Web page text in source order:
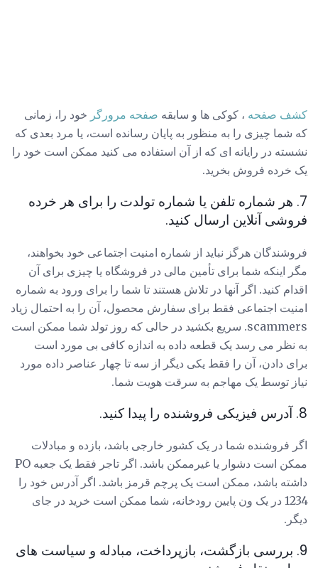
کشف صفحه ، کوکی ها و سابقه صفحه مرورگر خود را، زمانی
که شما چیزی را به منظور به پایان رسانده است، یا مرد بعدی که
نشسته در رایانه ای که از آن استفاده می کنید ممکن است خود را
یک خرده فروش بخرید.
7. هر شماره تلفن یا شماره تولدت را برای هر خرده
فروشی آنلاین ارسال کنید.
فروشندگان هرگز نباید از شماره امنیت اجتماعی خود بخواهند،
مگر اینکه شما برای تأمین مالی در فروشگاه یا چیزی برای آن
اقدام کنید. اگر آنها در تلاش هستند تا شما را برای ورود به شماره
امنیت اجتماعی فقط برای سفارش محصول، آن را به احتمال زیاد
scammers. سریع بکشید در حالی که روز تولد شما ممکن است
به نظر می رسد یک قطعه داده به اندازه کافی بی مورد است
برای دادن، آن را فقط یکی دیگر از سه تا چهار عناصر داده مورد
نیاز توسط یک مهاجم به سرقت هویت شما.
8. آدرس فیزیکی فروشنده را پیدا کنید.
اگر فروشنده شما در یک کشور خارجی باشد، بازده و مبادلات
ممکن است دشوار یا غیرممکن باشد. اگر تاجر فقط یک جعبه PO
داشته باشد، ممکن است یک پرچم قرمز باشد. اگر آدرس خود را
1234 در یک ون پایین رودخانه، شما ممکن است خرید در جای
دیگر.
9. بررسی بازگشت، بازپرداخت، مبادله و سیاست های